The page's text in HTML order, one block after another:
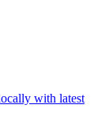
with latest